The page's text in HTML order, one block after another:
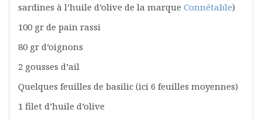
sardines à l’huile d’olive de la marque Connétable)
100 gr de pain rassi
80 gr d’oignons
2 gousses d’ail
Quelques feuilles de basilic (ici 6 feuilles moyennes)
1 filet d’huile d’olive